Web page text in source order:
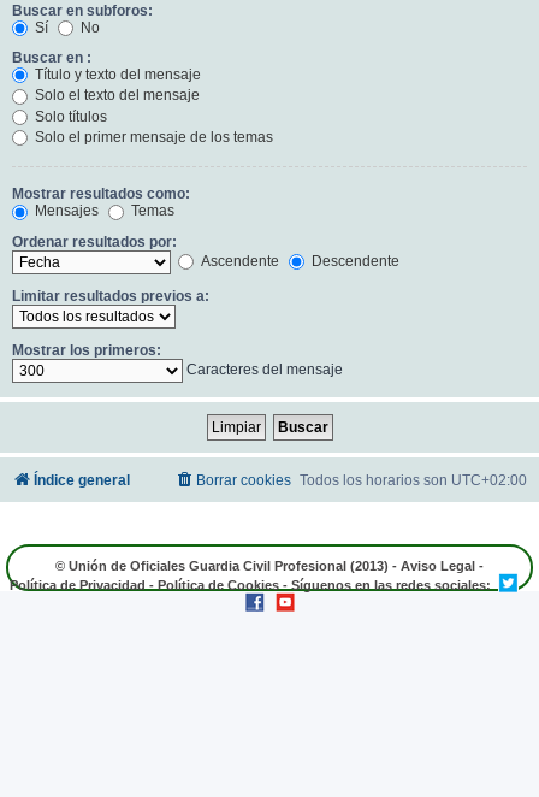
Buscar en subforos:
Sí
No
Buscar en :
Título y texto del mensaje
Solo el texto del mensaje
Solo títulos
Solo el primer mensaje de los temas
Mostrar resultados como:
Mensajes
Temas
Ordenar resultados por:
Ascendente
Descendente
Limitar resultados previos a:
Mostrar los primeros:
Caracteres del mensaje
Índice general Todos los horarios son UTC+02:00
Borrar cookies
© Unión de Oficiales Guardia Civil Profesional (2013) - Aviso Legal -
Política de Privacidad - Política de Cookies - Síguenos en las redes sociales: